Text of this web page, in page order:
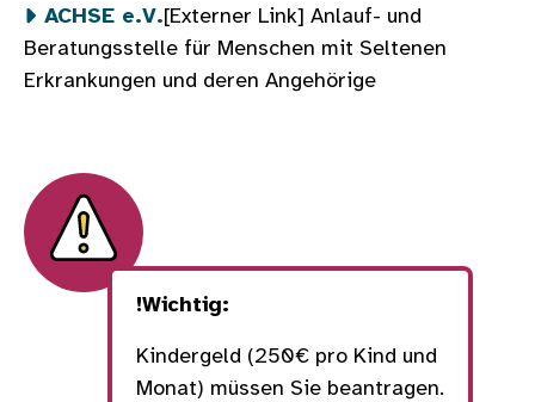
ACHSE e.V.[Externer Link] Anlauf- und
Beratungsstelle für Menschen mit Seltenen
Erkrankungen und deren Angehörige
!Wichtig:
Kindergeld (250€ pro Kind und
Monat) müssen Sie beantragen.